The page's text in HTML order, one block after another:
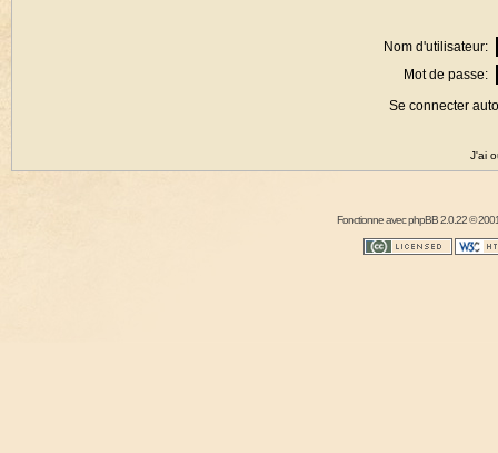
Nom d'utilisateur:
Mot de passe:
Se connecter
J'ai
Fonctionne avecphpBB2.0.22 ©